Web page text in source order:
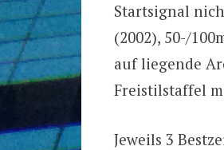
Startsignal
(2002), 50-/
auf liegende
Freistilstaffel
Jeweils 3